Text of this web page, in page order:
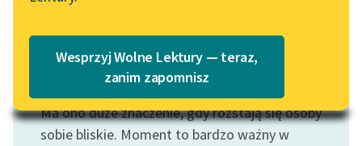
Lektury szkolne i klasyka
literatury do słuchania dla
uczennic i uczniów z
niepełnosprawnościami
Katalog w formacie PDF
Wesprzyj Wolne Lektury — teraz,
zanim zapomnisz
Motyw: Rozstanie
Ma ono duże znaczenie, gdy rozstają się osoby
sobie bliskie. Moment to bardzo ważny w